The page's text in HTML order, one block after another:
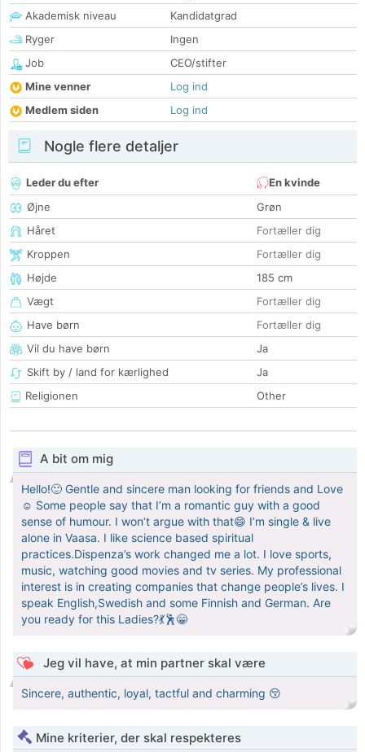
Akademisk niveau
Kandidatgrad
Ryger
Ingen
Job
CEO/stifter
Mine venner
Log ind
Medlem siden
Log ind
Nogle flere detaljer
Leder du efter
En kvinde
Øjne
Grøn
Håret
Fortæller dig
Kroppen
Fortæller dig
Højde
185 cm
Vægt
Fortæller dig
Have børn
Fortæller dig
Vil du have børn
Ja
Skift by / land for kærlighed
Ja
Religionen
Other
A bit om mig
Hello!🙂 Gentle and sincere man looking for friends and Love
☺️ Some people say that I’m a romantic guy with a good
sense of humour. I won’t argue with that😄 I’m single & live
alone in Vaasa. I like science based spiritual
practices.Dispenza’s work changed me a lot. I love sports,
music, watching good movies and tv series. My professional
interest is in creating companies that change people’s lives. I
speak English,Swedish and some Finnish and German. Are
you ready for this Ladies?💃🕺😁
Jeg vil have, at min partner skal være
Sincere, authentic, loyal, tactful and charming 😚
Mine kriterier, der skal respekteres